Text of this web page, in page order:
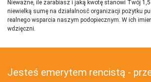
Nieważne, ile zarabiasz i jaką kwotę stanowi Twój
niewielką sumę na działalnosć organizacji pożytku
realnego wsparcia naszym podopiecznym. W ich
wdzięczni.
Jesteś emerytem rencistą -